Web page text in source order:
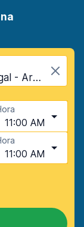
Santa Cruz das Flores, Portugal - Arquipélago dos Açores
11:00 AM
11:00 AM